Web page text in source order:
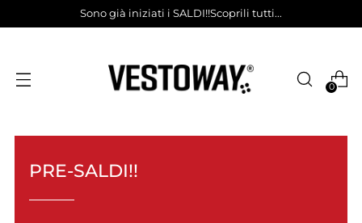
Sono già iniziati i SALDI!!Scoprili tutti...
0
PRE-SALDI!!